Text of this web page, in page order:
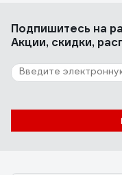
Подпишитесь на
Акции, скидки,